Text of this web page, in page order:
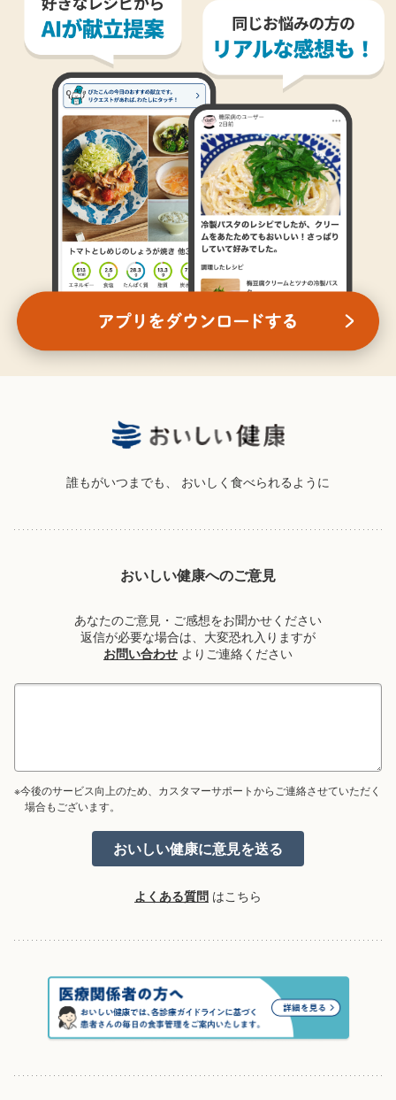
誰もがいつまでも、 おいしく食べられるように
おいしい健康へのご意見
あなたのご意見・ご感想をお聞かせください
返信が必要な場合は、大変恐れ入りますが
お問い合わせ よりご連絡ください
※今後のサービス向上のため、カスタマーサポートからご連絡させていただく
場合もございます。
よくある質問 はこちら